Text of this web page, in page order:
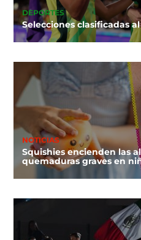
DEPORTES
Selecciones clasificadas
NOTICIAS
Squishies encienden las
quemaduras graves en